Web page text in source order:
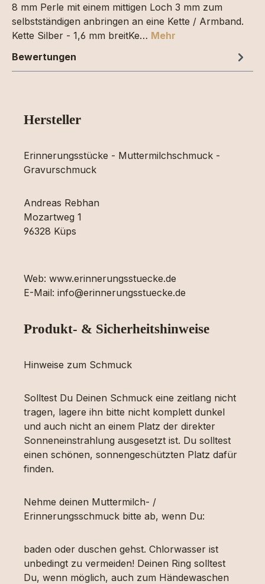
8 mm Perle mit einem mittigen Loch 3 mm zum
selbstständigen anbringen an eine Kette / Armband.
Kette Silber - 1,6 mm breitKe… Mehr
Bewertungen
Hersteller
Erinnerungsstücke - Muttermilchschmuck -
Gravurschmuck
Andreas Rebhan
Mozartweg 1
96328 Küps
Web: www.erinnerungsstuecke.de
E-Mail: info@erinnerungsstuecke.de
Produkt- & Sicherheitshinweise
Hinweise zum Schmuck
Solltest Du Deinen Schmuck eine zeitlang nicht
tragen, lagere ihn bitte nicht komplett dunkel
und auch nicht an einem Platz der direkter
Sonneneinstrahlung ausgesetzt ist. Du solltest
einen schönen, sonnengeschützten Platz dafür
finden.
Nehme deinen Muttermilch- /
Erinnerungsschmuck bitte ab, wenn Du:
baden oder duschen gehst. Chlorwasser ist
unbedingt zu vermeiden! Deinen Ring solltest
Du, wenn möglich, auch zum Händewaschen